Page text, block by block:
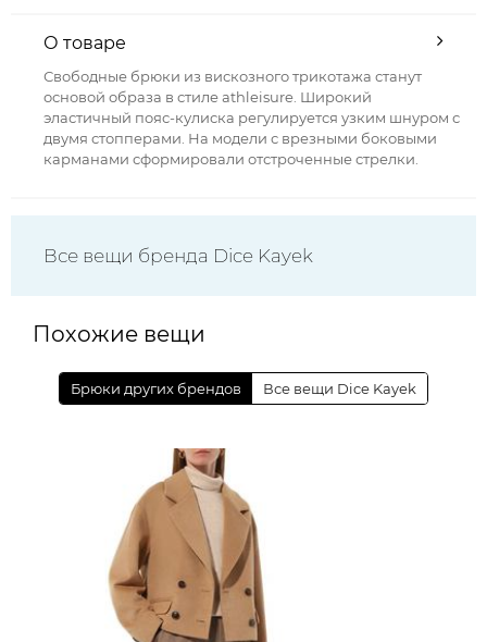
О товаре
Свободные брюки из вискозного трикотажа станут
основой образа в стиле athleisure. Широкий
эластичный пояс-кулиска регулируется узким шнуром с
двумя стопперами. На модели с врезными боковыми
карманами сформировали отстроченные стрелки.
Все вещи бренда Dice Kayek
Похожие вещи
Брюки других брендов Все вещи Dice Kayek